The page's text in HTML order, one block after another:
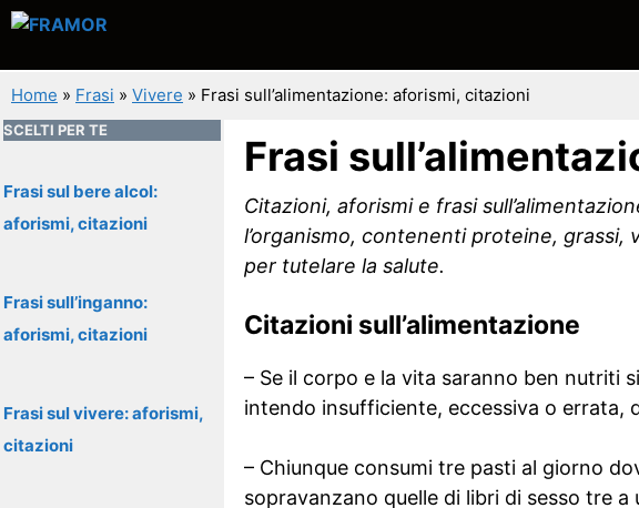
Vai
contenuto
Home » Frasi » Vivere » Frasi sull’alimentazione: aforismi, citazioni
Frasi
Citazioni, aforismi e frasi
l’organismo, contenenti proteine, grassi,
per tutelare la salute.
Citazioni sull’alimentazione
– Se il corpo e la vita saranno ben nutriti
intendo insufficiente, eccessiva o errata,
– Chiunque consumi tre pasti al giorno
sopravanzano quelle di libri di sesso tre a
SCELTI PER TE
Frasi sul bere alcol:
aforismi, citazioni
Frasi sull’inganno:
aforismi, citazioni
Frasi sul vivere: aforismi,
citazioni